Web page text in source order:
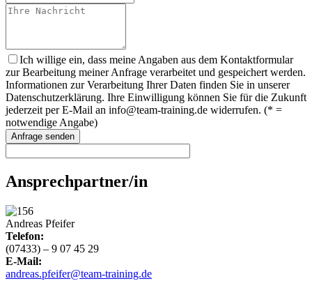
Ich willige ein, dass meine Angaben aus dem Kontaktformular
zur Bearbeitung meiner Anfrage verarbeitet und gespeichert werden.
Informationen zur Verarbeitung Ihrer Daten finden Sie in unserer
Datenschutzerklärung. Ihre Einwilligung können Sie für die Zukunft
jederzeit per E-Mail an info@team-training.de widerrufen. (* =
notwendige Angabe)
Ansprechpartner/in
Andreas Pfeifer
Telefon:
(07433) – 9 07 45 29
E-Mail:
andreas.pfeifer@team-training.de